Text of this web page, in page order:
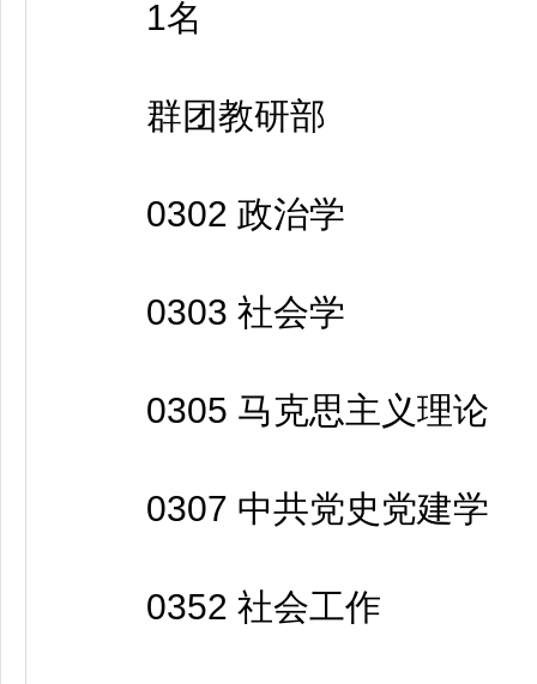
1名
群团教研部
0302 政治学
0303 社会学
0305 马克思主义理论
0307 中共党史党建学
0352 社会工作